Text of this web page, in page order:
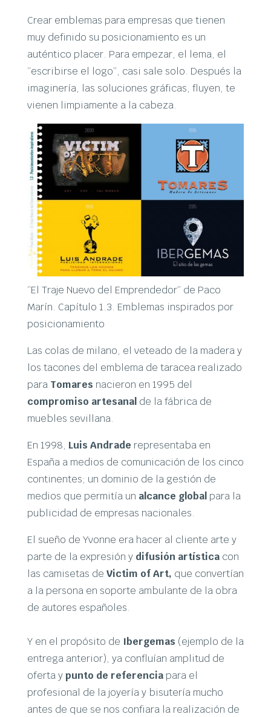
Crear emblemas para empresas que tienen
muy definido su posicionamiento es un
auténtico placer. Para empezar, el lema, el
“escribirse el logo”, casi sale solo. Después la
imaginería, las soluciones gráficas, fluyen, te
vienen limpiamente a la cabeza.
“El Traje Nuevo del Emprendedor” de Paco
Marín. Capítulo 1.3. Emblemas inspirados por
posicionamiento
Las colas de milano, el veteado de la madera y
los tacones del emblema de taracea realizado
para Tomares nacieron en 1995 del
compromiso artesanalde la fábrica de
muebles sevillana.
En 1998, Luis Andrade representaba en
España a medios de comunicación de los cinco
continentes; un dominio de la gestión de
medios que permitía un alcance globalpara la
publicidad de empresas nacionales.
El sueño de Yvonne era hacer al cliente arte y
parte de la expresión y difusión artísticacon
las camisetas de Victim of Art, que convertían
a la persona en soporte ambulante de la obra
de autores españoles.
Y en el propósito de Ibergemas (ejemplo de la
entrega anterior), ya confluían amplitud de
oferta ypunto de referenciapara el
profesional de la joyería y bisutería mucho
antes de que se nos confiara la realización de